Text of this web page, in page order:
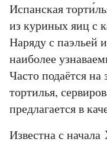
Испанская
из куриных яиц с
Наряду с паэльей
наиболее
Часто подаётся на
тортилья,
предлагается в
Известна с